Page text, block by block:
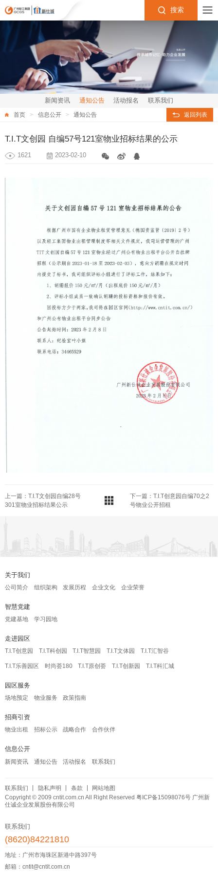
搜索
新闻资讯 通知公告 活动报名 联系我们
首页 信息公开 通知公告 返回列表
T.I.T文创园 自编57号121室物业招标结果的公示
1621 2023-02-10
上一篇：T.I.T文创园自编28号
301室物业招标结果公示
下一篇：T.I.T创意园自编70之2
号物业公开招租
关于我们
公司简介 组织架构 发展历程 企业文化 企业荣誉
智慧党建
党建基地 学习园地
走进园区
T.I.T创意园 T.I.T科创园 T.I.T智慧园 T.I.T文体园 T.I.T汇智谷
T.I.T乐善园区 时尚荟180 T.I.T原创荟 T.I.T创新园 T.I.T科汇城
园区服务
场地预定 物业服务 政策指南
招商引资
物业出租 招标公示 战略合作 合作伙伴
信息公开
新闻资讯 通知公告 活动报名 联系我们
联系我们 隐私声明 条款
网站地图
Copyright © 2009 cntit.com.cn All Right Reserved 粤ICP备15098076号 广州新
仕诚企业发展股份有限公司
联系我们
(8620)84221810
地址：广州市海珠区新港中路397号
邮箱：cntit@cntit.com.cn